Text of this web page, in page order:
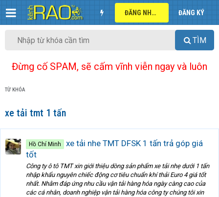
ĐĂNG NHẬP ĐĂNG KÝ
TÌM
Đừng cố SPAM, sẽ cấm vĩnh viễn ngay và luôn
TỪ KHÓA
xe tải tmt 1 tấn
Hồ Chí Minh
xe tải nhe TMT DFSK 1 tấn trả góp giá
tốt
Công ty ô tô TMT xin giới thiệu dòng sản phẩm xe tải nhẹ dưới 1 tấn
nhập khẩu nguyên chiếc động cơ tiêu chuẩn khí thải Euro 4 giá tốt
nhất. Nhằm đáp ứng nhu cầu vận tải hàng hóa ngày càng cao của
các cá nhân, doanh nghiệp vận tải hàng hóa công ty chúng tôi xin